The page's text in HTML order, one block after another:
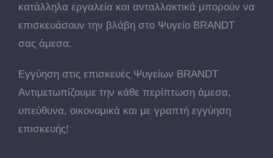
κατάλληλα εργαλεία και ανταλλακτικά μπορούν να
επισκευάσουν την βλάβη στο Ψυγείο BRANDT
σας άμεσα.
Εγγύηση στις επισκευές Ψυγείων BRANDT
Αντιμετωπίζουμε την κάθε περίπτωση άμεσα,
υπεύθυνα, οικονομικά και με γραπτή εγγύηση
επισκευής!